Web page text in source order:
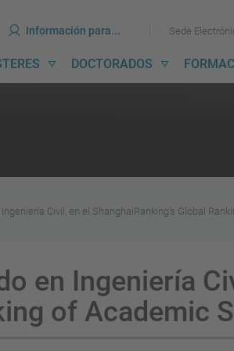
Ir
al
Ir
al
Información para... Sede
DOCTORADOS
Civil, en el ShanghaiRanking’s Global
en Ingeniería
of Academic